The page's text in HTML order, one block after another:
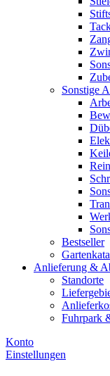
Sonstige
Bestseller
Anlieferung &
Standorte
Fuhrpark
Konto
Einstellungen